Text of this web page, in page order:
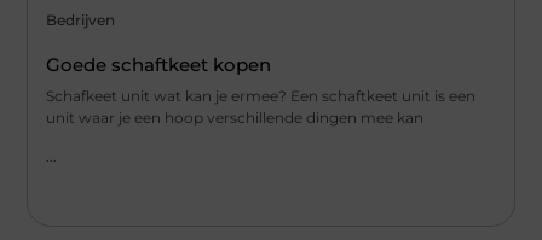
Bedrijven
Goede schaftkeet kopen
Schafkeet unit wat kan je ermee? Een schaftkeet unit is een
unit waar je een hoop verschillende dingen mee kan